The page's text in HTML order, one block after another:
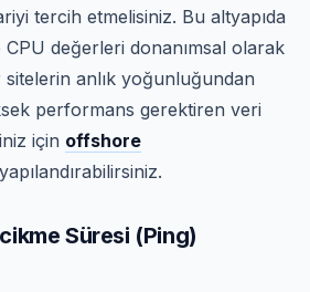
tercih etmelisiniz. Bu altyapıda
değerleri donanımsal olarak
anlık yoğunluğundan
performans gerektiren veri
için offshore
Süresi (Ping)